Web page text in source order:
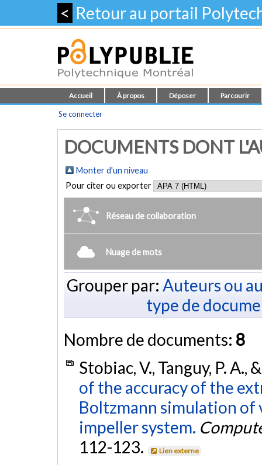
< Retour au portail
Accueil À propos Déposer Parcourir
Se connecter
DOCUMENTS DONT
Monter d'un niveau
Pour citer ou exporter
Réseau de collaboration
Nuage de mots
Grouper par: Auteurs ou
type de
Nombre de documents: 8
Stobiac, V., Tanguy, P. A.,
of the accuracy of the
Boltzmann simulation of
impeller system.
112-123.
Lien externe